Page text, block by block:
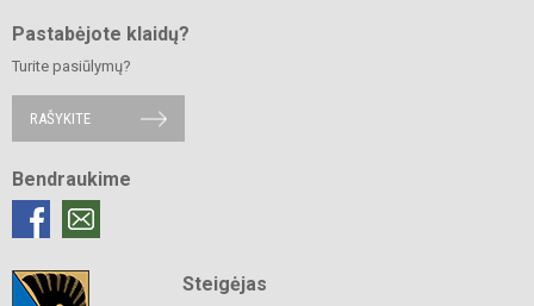
Pastabėjote klaidų?
Turite pasiūlymų?
RAŠYKITE
Bendraukime
Steigėjas